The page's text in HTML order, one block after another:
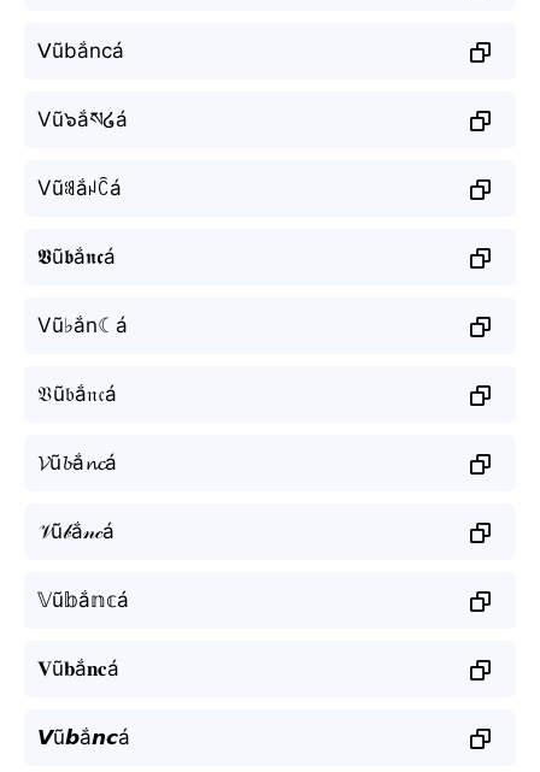
ᐯũbắncá
Vũ๖ắས໒á
Vũꌃắꈤꉓá
𝖁ũ𝖇ắ𝖓𝖈á
Vũ♭ắn☾á
𝔙ũ𝔟ắ𝔫𝔠á
𝓥ũ𝓫ắ𝓷𝓬á
𝒱ũ𝒷ắ𝓃𝒸á
𝕍ũ𝕓ắ𝕟𝕔á
𝐕ũ𝐛ắ𝐧𝐜á
𝙑ũ𝙗ắ𝙣𝙘á